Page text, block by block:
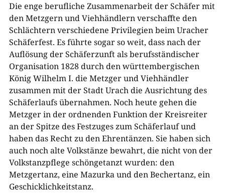
Die enge berufliche Zusammenarbeit der Schäfer mit
den Metzgern und Viehhändlern verschaffte den
Schlächtern verschiedene Privilegien beim Uracher
Schäferfest. Es führte sogar so weit, dass nach der
Auflösung der Schäferzunft als berufsständischer
Organisation 1828 durch den württembergischen
König Wilhelm I. die Metzger und Viehhändler
zusammen mit der Stadt Urach die Ausrichtung des
Schäferlaufs übernahmen. Noch heute gehen die
Metzger in der ordnenden Funktion der Kreisreiter
an der Spitze des Festzuges zum Schäferlauf und
haben das Recht zu den Ehrentänzen. Sie haben sich
auch noch alte Volkstänze bewahrt, die nicht von der
Volkstanzpflege schöngetanzt wurden: den
Metzgertanz, eine Mazurka und den Bechertanz, ein
Geschicklichkeitstanz.